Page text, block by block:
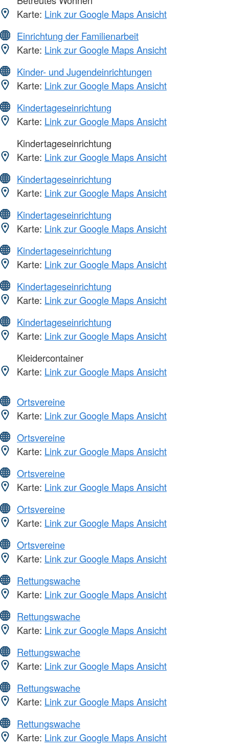
Karte: Link zur Google Maps Ansicht
Einrichtung der Familienarbeit
Karte: Link zur Google Maps Ansicht
Kinder- und Jugendeinrichtungen
Karte: Link zur Google Maps Ansicht
Kindertageseinrichtung
Karte: Link zur Google Maps Ansicht
Kindertageseinrichtung
Karte: Link zur Google Maps Ansicht
Kindertageseinrichtung
Karte: Link zur Google Maps Ansicht
Kindertageseinrichtung
Karte: Link zur Google Maps Ansicht
Kindertageseinrichtung
Karte: Link zur Google Maps Ansicht
Kindertageseinrichtung
Karte: Link zur Google Maps Ansicht
Kindertageseinrichtung
Karte: Link zur Google Maps Ansicht
Kleidercontainer
Karte: Link zur Google Maps Ansicht
Ortsvereine
Karte: Link zur Google Maps Ansicht
Ortsvereine
Karte: Link zur Google Maps Ansicht
Ortsvereine
Karte: Link zur Google Maps Ansicht
Ortsvereine
Karte: Link zur Google Maps Ansicht
Ortsvereine
Karte: Link zur Google Maps Ansicht
Rettungswache
Karte: Link zur Google Maps Ansicht
Rettungswache
Karte: Link zur Google Maps Ansicht
Rettungswache
Karte: Link zur Google Maps Ansicht
Rettungswache
Karte: Link zur Google Maps Ansicht
Rettungswache
Karte: Link zur Google Maps Ansicht